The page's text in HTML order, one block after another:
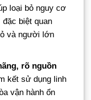
loại bỏ nguy cơ
biệt quan
và người lớn
rõ nguồn
kết sử dụng linh
vận hành ổn